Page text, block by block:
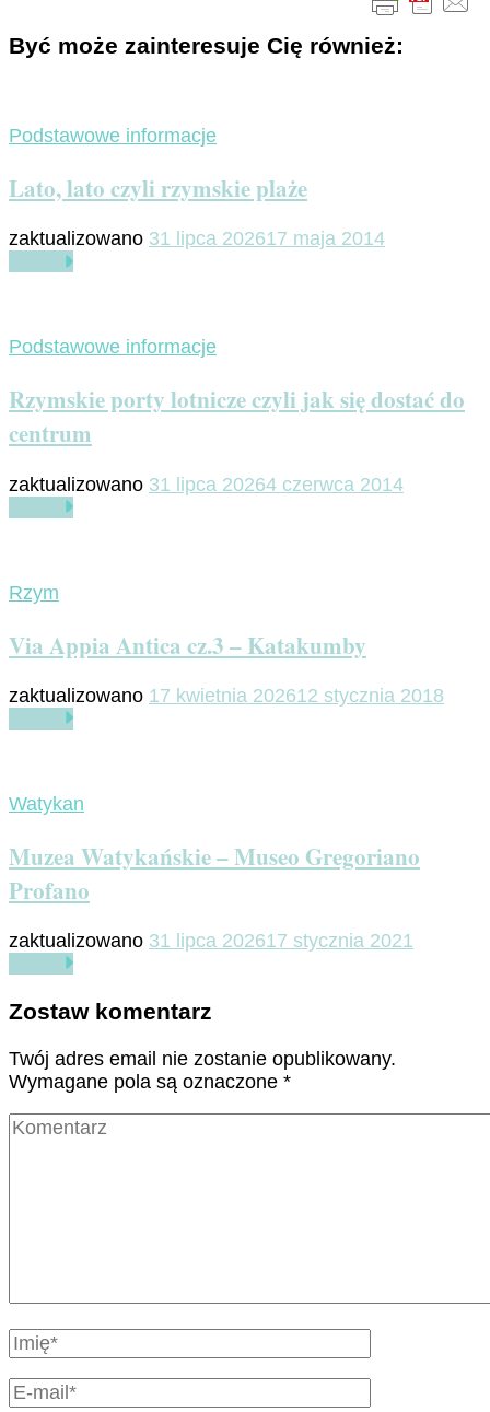
Być może zainteresuje Cię również:
Podstawowe informacje
Lato, lato czyli rzymskie plaże
zaktualizowano 31 lipca 202617 maja 2014
Podstawowe informacje
Rzymskie porty lotnicze czyli jak się dostać do
centrum
zaktualizowano 31 lipca 20264 czerwca 2014
Rzym
Via Appia Antica cz.3 – Katakumby
zaktualizowano 17 kwietnia 202612 stycznia 2018
Watykan
Muzea Watykańskie – Museo Gregoriano
Profano
zaktualizowano 31 lipca 202617 stycznia 2021
Zostaw komentarz
Twój adres email nie zostanie opublikowany.
Wymagane pola są oznaczone *